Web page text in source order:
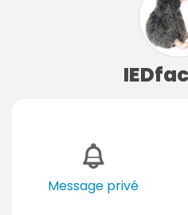
Message privé